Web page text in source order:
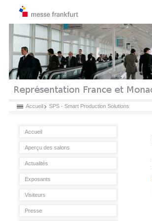
Accueil SPS - Smart Production Solutions
Accueil
Aperçu des salons
Actualités
Exposants
Visiteurs
Presse